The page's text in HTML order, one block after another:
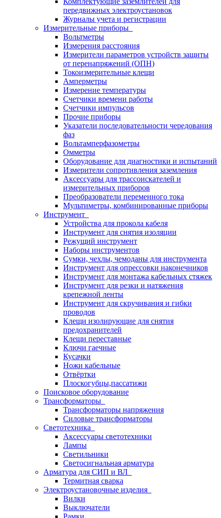
передвижных электроустановок
Журналы учета и регистрации
Измерительные приборы
Вольтметры
Измерения расстояния
Измерители параметров устройств защиты
от перенапряжений (ОПН)
Токоизмерительные клещи
Амперметры
Измерение температуры
Счетчики времени работы
Счетчики импульсов
Прочие приборы
Указатели последовательности чередования
фаз
Вольтамперфазометры
Омметры
Оборудование для диагностики и испытаний
Измерители сопротивления заземления
Аксессуары для трассоискателей и
измерительных приборов
Преобразователи переменного тока
Мультиметры, комбинированные приборы
Инструмент
Устройства для прокола кабеля
Инструмент для снятия изоляции
Режущий инструмент
Наборы инструментов
Сумки, чехлы, чемоданы для инструмента
Инструмент для опрессовки наконечников
Инструмент для монтажа кабельных стяжек
Инструмент для резки и натяжения
крепежной ленты
Инструмент для скручивания и гибки
проводов
Клещи изолирующие для снятия
предохранителей
Клещи переставные
Ключи гаечные
Кусачки
Ножи кабельные
Отвёртки
Плоскогубцы,пассатижи
Поисковое оборудование
Трансформаторы
Трансформаторы напряжения
Силовые трансформаторы
Светотехника
Аксессуары светотехники
Лампы
Светильники
Светосигнальная арматура
Арматура для СИП и ВЛ
Термитная сварка
Электроустановочные изделия
Вилки
Выключатели
Рамки